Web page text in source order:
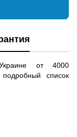
от 4000
список